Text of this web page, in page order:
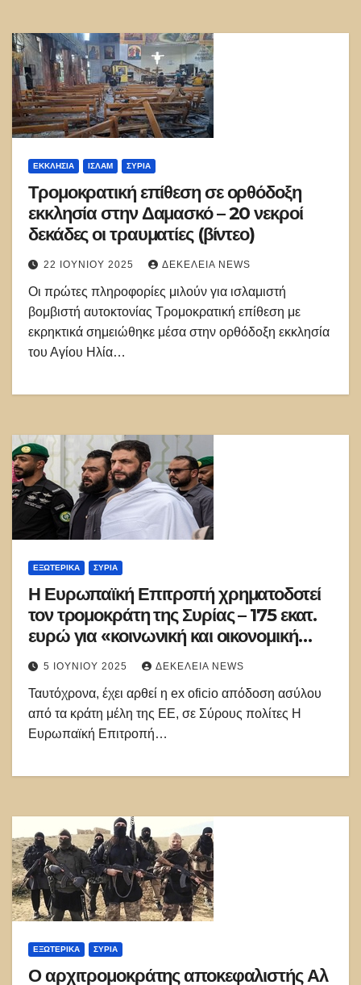
ΕΚΚΛΗΣΊΑ ΙΣΛΑΜ ΣΥΡΊΑ
Τρομοκρατική επίθεση σε ορθόδοξη
εκκλησία στην Δαμασκό – 20 νεκροί
δεκάδες οι τραυματίες (βίντεο)
22 ΙΟΥΝΊΟΥ 2025 ΔΕΚΈΛΕΙΑ NEWS
Οι πρώτες πληροφορίες μιλούν για ισλαμιστή
βομβιστή αυτοκτονίας Τρομοκρατική επίθεση με
εκρηκτικά σημειώθηκε μέσα στην ορθόδοξη εκκλησία
του Αγίου Ηλία…
ΕΞΩΤΕΡΙΚΑ ΣΥΡΊΑ
Η Ευρωπαϊκή Επιτροπή χρηματοδοτεί
τον τρομοκράτη της Συρίας – 175 εκατ.
ευρώ για «κοινωνική και οικονομική
ανάκαμψη»
5 ΙΟΥΝΊΟΥ 2025 ΔΕΚΈΛΕΙΑ NEWS
Ταυτόχρονα, έχει αρθεί η ex oficio απόδοση ασύλου
από τα κράτη μέλη της ΕΕ, σε Σύρους πολίτες Η
Ευρωπαϊκή Επιτροπή…
ΕΞΩΤΕΡΙΚΑ ΣΥΡΊΑ
Ο αρχιτρομοκράτης αποκεφαλιστής Αλ